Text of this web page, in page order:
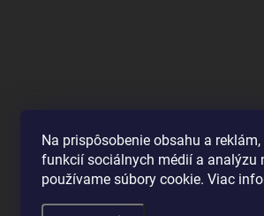
Na prispôsobenie obsahu a
funkcií sociálnych médií a analýzu
používame súbory cookie. Viac